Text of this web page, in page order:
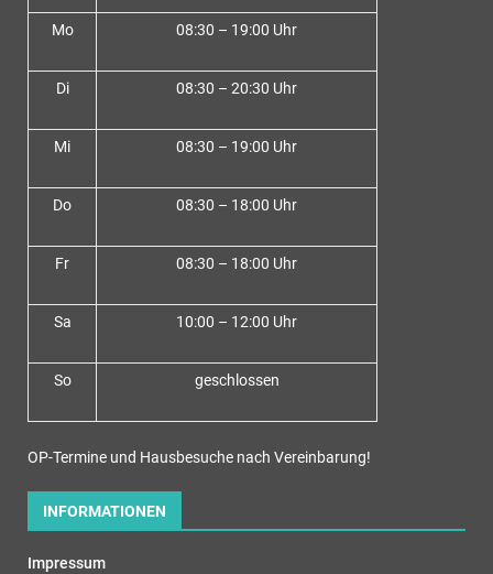
Mo 08:30 – 19:00 Uhr
Di 08:30 – 20:30 Uhr
Mi 08:30 – 19:00 Uhr
Do 08:30 – 18:00 Uhr
Fr 08:30 – 18:00 Uhr
Sa 10:00 – 12:00 Uhr
So geschlossen
OP-Termine und Hausbesuche nach Vereinbarung!
INFORMATIONEN
Impressum